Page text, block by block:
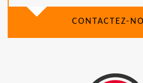
CONTACTEZ-